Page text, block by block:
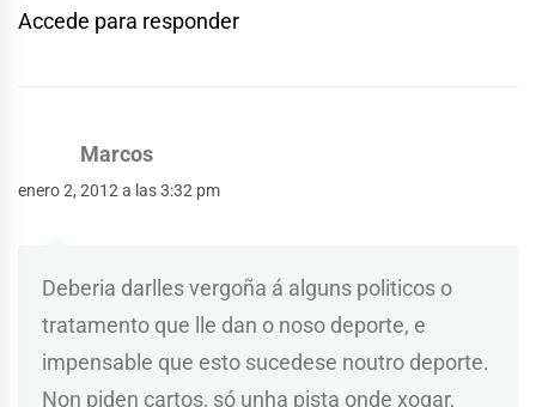
Accede para responder
Marcos
enero 2, 2012 a las 3:32 pm
Deberia darlles vergoña á alguns politicos o
tratamento que lle dan o noso deporte, e
impensable que esto sucedese noutro deporte.
Non piden cartos, só unha pista onde xogar,